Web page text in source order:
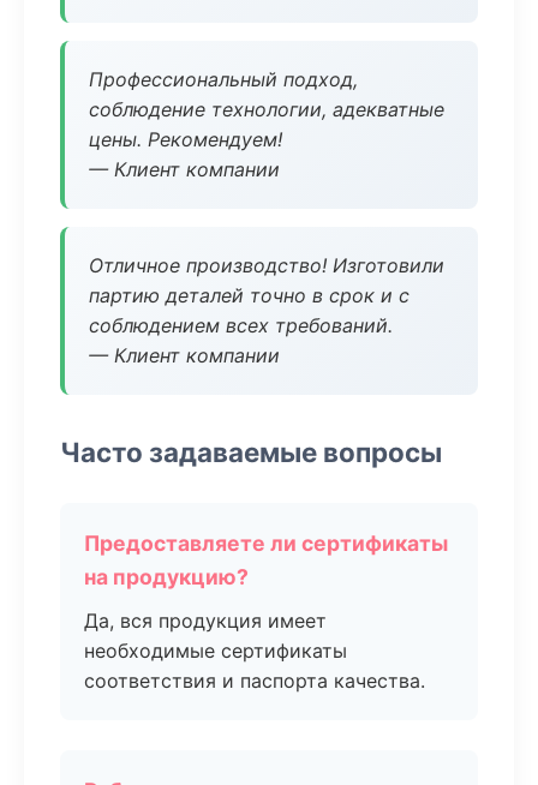
Профессиональный подход,
соблюдение технологии, адекватные
цены. Рекомендуем!
— Клиент компании
Отличное производство! Изготовили
партию деталей точно в срок и с
соблюдением всех требований.
— Клиент компании
Часто задаваемые вопросы
Предоставляете ли сертификаты
на продукцию?
Да, вся продукция имеет
необходимые сертификаты
соответствия и паспорта качества.